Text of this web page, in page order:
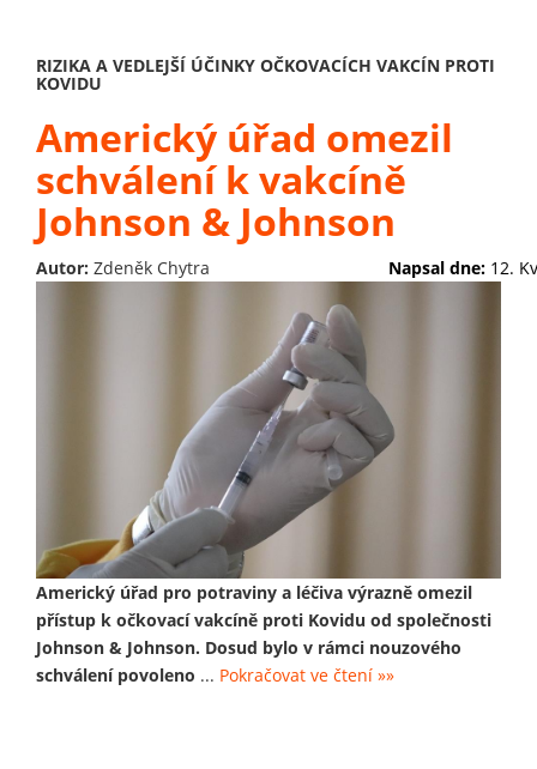
RIZIKA A VEDLEJŠÍ ÚČINKY OČKOVACÍCH VAKCÍN PROTI
KOVIDU
Americký úřad omezil
schválení k vakcíně
Johnson & Johnson
Autor: Zdeněk Chytra Napsal dne: 12.
Americký úřad pro potraviny a léčiva výrazně omezil
přístup k očkovací vakcíně proti Kovidu od společnosti
Johnson & Johnson. Dosud bylo v rámci nouzového
schválení povoleno ... Pokračovat ve čtení »»